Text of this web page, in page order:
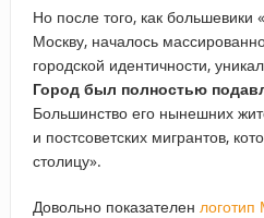
Но после того, как большевики
Москву, началось
городской идентичности,
Город был полностью
Большинство его нынешних
и постсоветских мигрантов,
столицу».
Довольно показателен логотип